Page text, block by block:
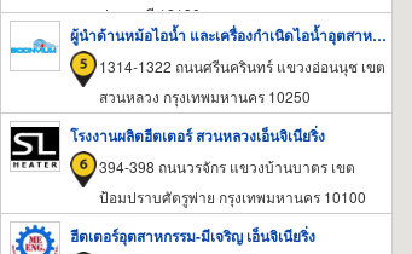
ปทุมธานี 12130
ผู้นำด้านหม้อไอน้ำ และเครื่องกำเนิดไอน้ำอุตสาหกรรม
1314-1322 ถนนศรีนครินทร์ แขวงอ่อนนุช เขต
สวนหลวง กรุงเทพมหานคร 10250
โรงงานผลิตฮีตเตอร์ สวนหลวงเอ็นจิเนียริ่ง
394-398 ถนนวรจักร แขวงบ้านบาตร เขต
ป้อมปราบศัตรูพ่าย กรุงเทพมหานคร 10100
ฮีตเตอร์อุตสาหกรรม-มีเจริญ เอ็นจิเนียริ่ง